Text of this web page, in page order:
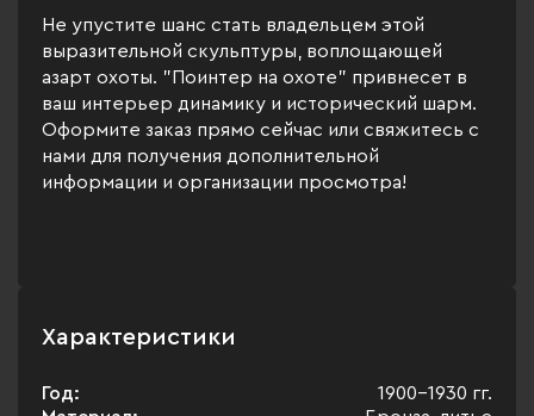
Не упустите шанс стать владельцем этой
выразительной скульптуры, воплощающей
азарт охоты. "Поинтер на охоте" привнесет в
ваш интерьер динамику и исторический шарм.
Оформите заказ прямо сейчас или свяжитесь с
нами для получения дополнительной
информации и организации просмотра!
Характеристики
Год:
1900-1930 гг.